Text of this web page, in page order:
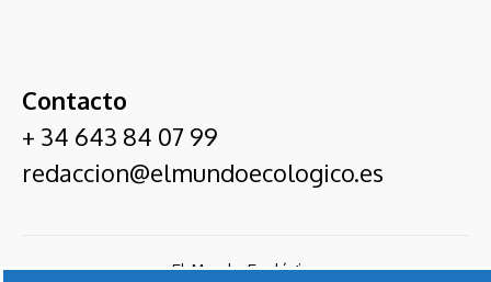
Contacto
+ 34 643 84 07 99
redaccion@elmundoecologico.es
El Mundo Ecológico